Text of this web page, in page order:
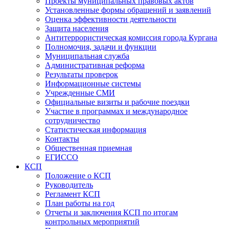
Установленные формы обращений и заявлений
Оценка эффективности деятельности
Защита населения
Антитеррористическая комиссия города Кургана
Полномочия, задачи и функции
Муниципальная служба
Административная реформа
Результаты проверок
Информационные системы
Учрежденные СМИ
Официальные визиты и рабочие поездки
Участие в программах и международное
сотрудничество
Статистическая информация
Контакты
Общественная приемная
ЕГИССО
КСП
Положение о КСП
Руководитель
Регламент КСП
План работы на год
Отчеты и заключения КСП по итогам
контрольных мероприятий